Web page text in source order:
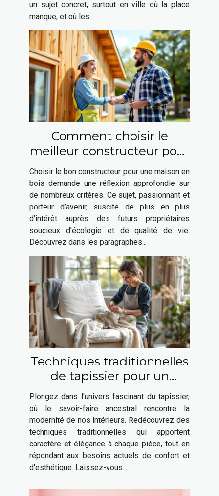
un sujet concret, surtout en ville où la place
manque, et où les...
Comment choisir le
meilleur constructeur pour
votre maison en bois ?
Choisir le bon constructeur pour une maison en
bois demande une réflexion approfondie sur
de nombreux critères. Ce sujet, passionnant et
porteur d’avenir, suscite de plus en plus
d’intérêt auprès des futurs propriétaires
soucieux d’écologie et de qualité de vie.
Découvrez dans les paragraphes...
Techniques traditionnelles
de tapissier pour un
intérieur moderne
Plongez dans l'univers fascinant du tapissier,
où le savoir-faire ancestral rencontre la
modernité de nos intérieurs. Redécouvrez des
techniques traditionnelles qui apportent
caractère et élégance à chaque pièce, tout en
répondant aux besoins actuels de confort et
d'esthétique. Laissez-vous...